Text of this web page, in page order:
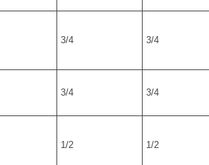
3/4 3/4
3/4 3/4
1/2 1/2